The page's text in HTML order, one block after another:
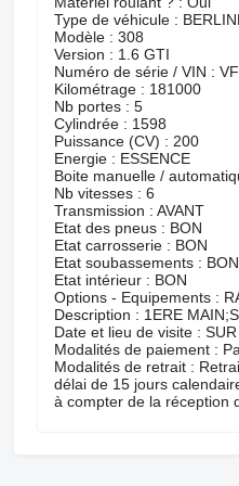
Type de véhicule :
Modèle : 308
Version : 1.6 GTI
Numéro de série / VIN :
Kilométrage : 181000
Nb portes : 5
Cylindrée : 1598
Puissance (CV) : 200
Energie : ESSENCE
Boite manuelle /
Nb vitesses : 6
Transmission : AVANT
Etat des pneus : BON
Etat carrosserie : BON
Etat soubassements : BON
Etat intérieur : BON
Options - Equipements :
Description : 1ERE
Date et lieu de visite :
Modalités de paiement :
Modalités de retrait :
délai de 15 jours
à compter de la réception